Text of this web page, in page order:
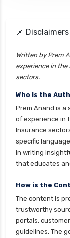
finance
personal
personal
personal
personal
personal
personal
personal
personal
personal
personal
📌 Disclaimers
Written by Prem
experience in the
sectors.
Who is the
Prem Anand is a
of experience in
Insurance
specific
in writing
that educates
How is the
The content is
trustworthy
portals,
guidelines. The